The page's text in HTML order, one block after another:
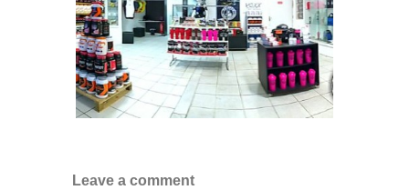
Leave a comment